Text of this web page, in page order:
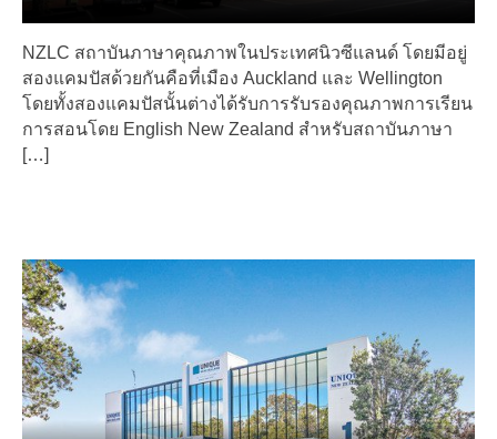
NZLC สถาบันภาษาคุณภาพในประเทศนิวซีแลนด์ โดยมีอยู่
สองแคมปัสด้วยกันคือที่เมือง Auckland และ Wellington
โดยทั้งสองแคมปัสนั้นต่างได้รับการรับรองคุณภาพการเรียน
การสอนโดย English New Zealand สำหรับสถาบันภาษา
[…]